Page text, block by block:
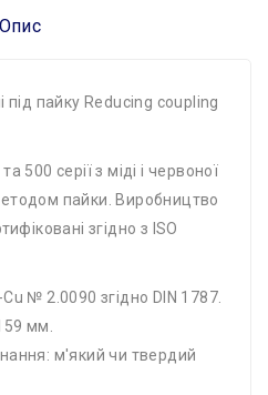
Опис
під пайку Reducing coupling
500 серії з міді і червоної
пайки. Виробництво
згідно з ISO
№ 2.0090 згідно DIN 1787.
мм.
м'який чи твердий